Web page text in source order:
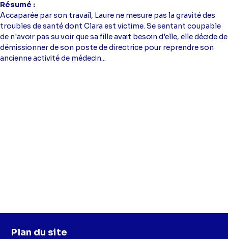
Résumé
Accaparée par son travail, Laure ne mesure pas la gravité des
troubles de santé dont Clara est victime. Se sentant coupable
de n'avoir pas su voir que sa fille avait besoin d'elle, elle décide de
démissionner de son poste de directrice pour reprendre son
ancienne activité de médecin...
Plan du site